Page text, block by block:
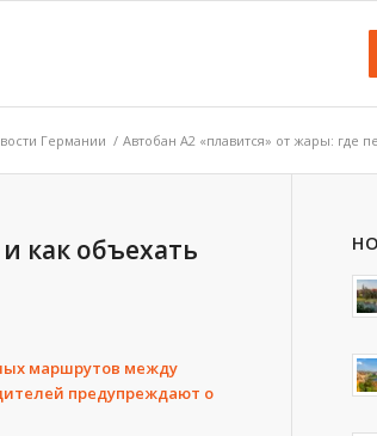
Германии / Автобан A2 «плавится» от жары: где
как объехать
маршрутов между
предупреждают о